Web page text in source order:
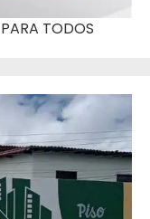
TODOS